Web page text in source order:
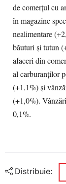
de comerţul cu
în magazine
nealimentare
băuturi şi tutun
afaceri din
al carburanţilor
(+1,1%) şi
(+1,0%).
0,1%.
Distribuie: